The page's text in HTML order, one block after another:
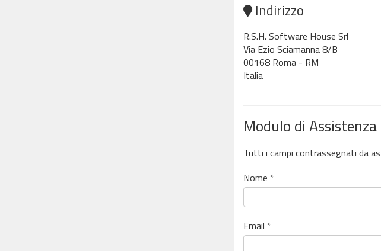
Indirizzo
R.S.H. Software House Srl
Via Ezio Sciamanna 8/B
00168 Roma - RM
Italia
Modulo di Assistenza
Tutti i campi contrassegnati da
Nome *
Email *